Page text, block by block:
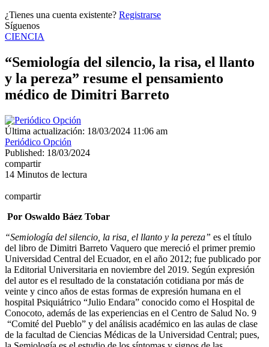
¿Tienes una cuenta existente? Registrarse
Síguenos
CIENCIA
“Semiología del silencio, la risa, el llanto
y la pereza” resume el pensamiento
médico de Dimitri Barreto
Última actualización: 18/03/2024 11:06 am
Periódico Opción
Published: 18/03/2024
compartir
14 Minutos de lectura
compartir
Por Oswaldo Báez Tobar
“Semiología del silencio, la risa, el llanto y la pereza” es el título
del libro de Dimitri Barreto Vaquero que mereció el primer premio
Universidad Central del Ecuador, en el año 2012; fue publicado por
la Editorial Universitaria en noviembre del 2019. Según expresión
del autor es el resultado de la constatación cotidiana por más de
veinte y cinco años de estas formas de expresión humana en el
hospital Psiquiátrico “Julio Endara” conocido como el Hospital de
Conocoto, además de las experiencias en el Centro de Salud No. 9
“Comité del Pueblo” y del análisis académico en las aulas de clase
de la facultad de Ciencias Médicas de la Universidad Central; pues,